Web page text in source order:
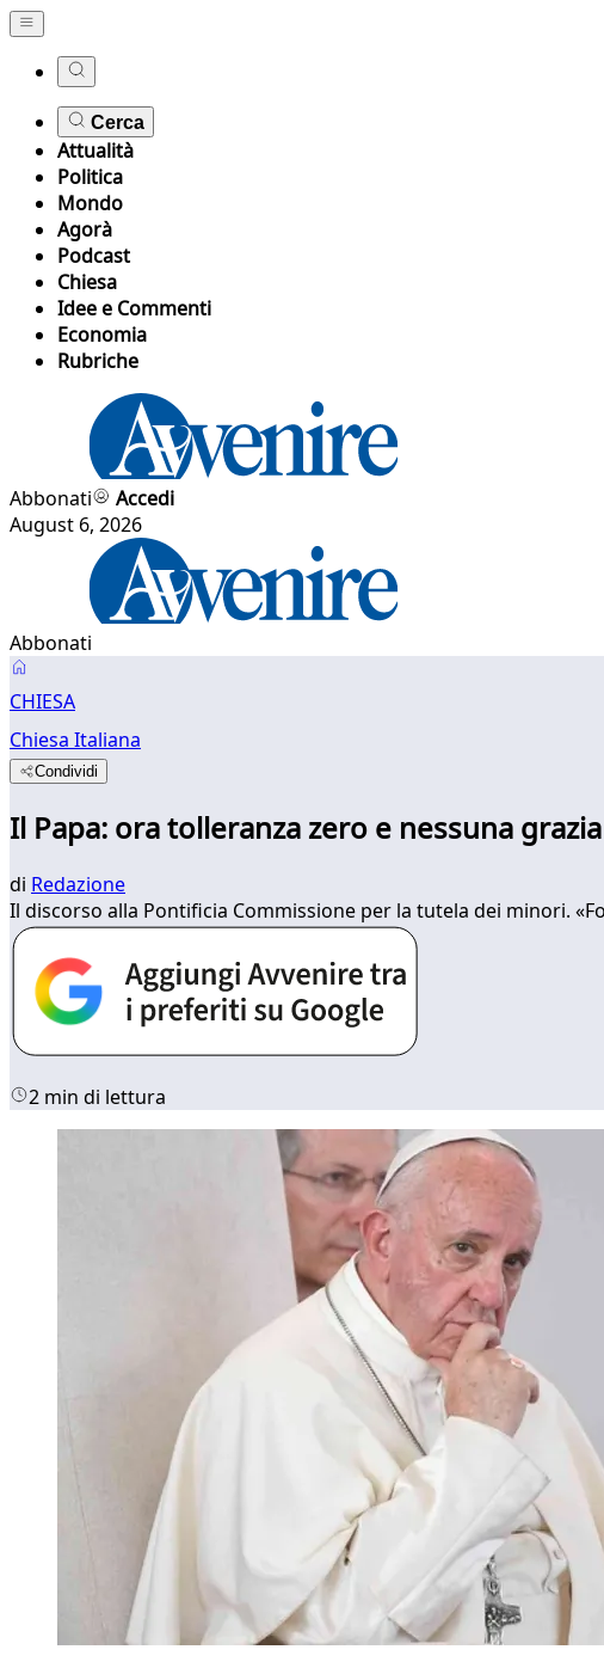
Cerca
Attualità
Politica
Mondo
Agorà
Podcast
Chiesa
Idee e Commenti
Economia
Rubriche
Abbonati
Accedi
August 6, 2026
Abbonati
CHIESA
Chiesa Italiana
Condividi
Il Papa: ora tolleranza zero e nessuna
di Redazione
Il discorso alla Pontificia Commissione per la tutela dei minori.
2 min di lettura